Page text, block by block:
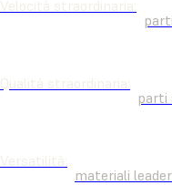
Velocità straordinaria:
Qualità straordinaria:
parti
Versatilità:
materiali